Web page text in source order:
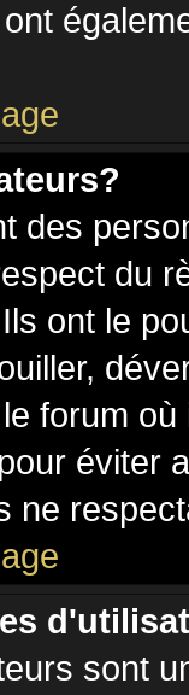
des
du
ont le
forum
éviter
ne
sont